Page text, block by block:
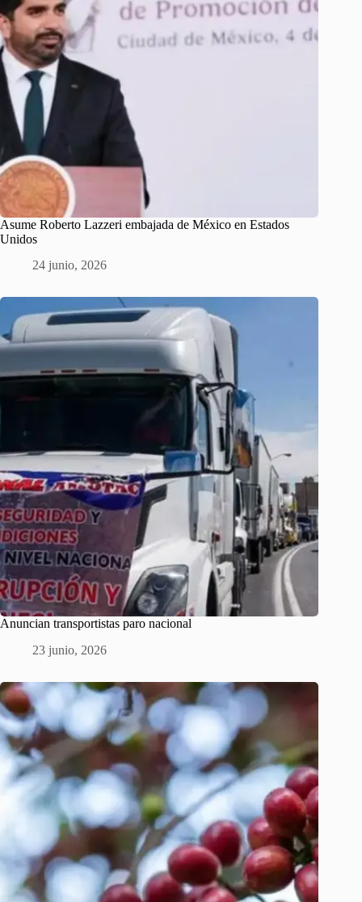
Asume Roberto Lazzeri embajada de México en Estados
Unidos
24 junio, 2026
Anuncian transportistas paro nacional
23 junio, 2026